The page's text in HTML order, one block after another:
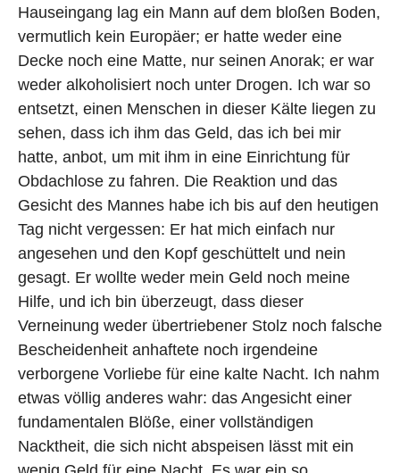
Hauseingang lag ein Mann auf dem bloßen Boden,
vermutlich kein Europäer; er hatte weder eine
Decke noch eine Matte, nur seinen Anorak; er war
weder alkoholisiert noch unter Drogen. Ich war so
entsetzt, einen Menschen in dieser Kälte liegen zu
sehen, dass ich ihm das Geld, das ich bei mir
hatte, anbot, um mit ihm in eine Einrichtung für
Obdachlose zu fahren. Die Reaktion und das
Gesicht des Mannes habe ich bis auf den heutigen
Tag nicht vergessen: Er hat mich einfach nur
angesehen und den Kopf geschüttelt und nein
gesagt. Er wollte weder mein Geld noch meine
Hilfe, und ich bin überzeugt, dass dieser
Verneinung weder übertriebener Stolz noch falsche
Bescheidenheit anhaftete noch irgendeine
verborgene Vorliebe für eine kalte Nacht. Ich nahm
etwas völlig anderes wahr: das Angesicht einer
fundamentalen Blöße, einer vollständigen
Nacktheit, die sich nicht abspeisen lässt mit ein